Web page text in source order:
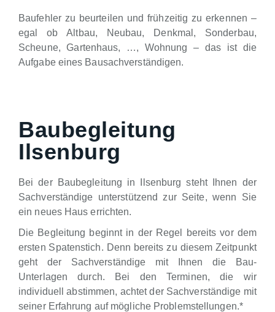
Baufehler zu beurteilen und frühzeitig zu erkennen –
egal ob Altbau, Neubau, Denkmal, Sonderbau,
Scheune, Gartenhaus, …, Wohnung – das ist die
Aufgabe eines Bausachverständigen.
Baubegleitung
Ilsenburg
Bei der Baubegleitung in Ilsenburg steht Ihnen der
Sachverständige unterstützend zur Seite, wenn Sie
ein neues Haus errichten.
Die Begleitung beginnt in der Regel bereits vor dem
ersten Spatenstich. Denn bereits zu diesem Zeitpunkt
geht der Sachverständige mit Ihnen die Bau-
Unterlagen durch. Bei den Terminen, die wir
individuell abstimmen, achtet der Sachverständige mit
seiner Erfahrung auf mögliche Problemstellungen.*